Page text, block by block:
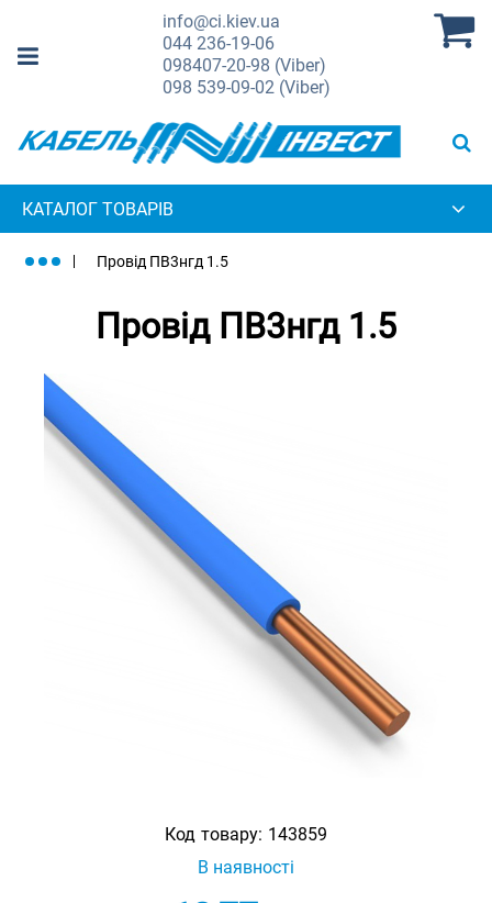
info@ci.kiev.ua
044236-19-06
098407-20-98 (Viber)
098 539-09-02 (Viber)
КАТАЛОГ ТОВАРІВ
Провід ПВ3нгд 1.5
Провід ПВ3нгд 1.5
Код товару: 143859
В наявності